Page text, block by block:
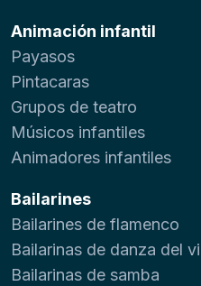
Animación infantil
Payasos
Pintacaras
Grupos de teatro
Músicos infantiles
Animadores infantiles
Bailarines
Bailarines de flamenco
Bailarinas de danza del
Bailarinas de samba